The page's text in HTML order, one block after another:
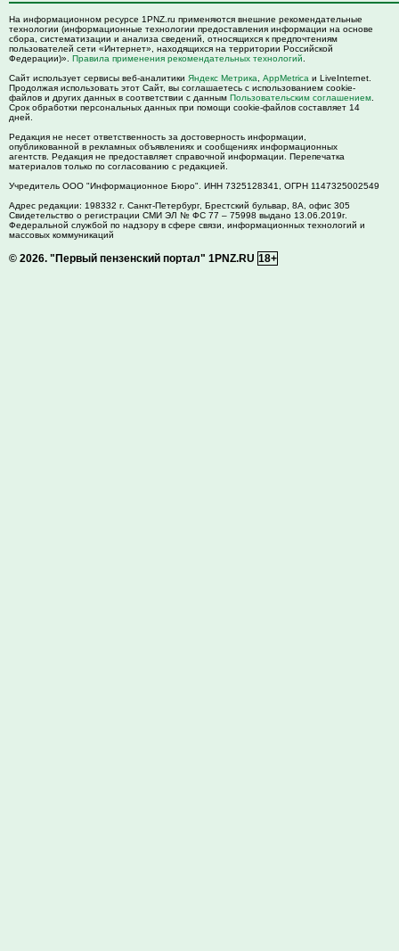
На информационном ресурсе 1PNZ.ru применяются внешние рекомендательные
технологии (информационные технологии предоставления информации на основе
сбора, систематизации и анализа сведений, относящихся к предпочтениям
пользователей сети «Интернет», находящихся на территории Российской
Федерации)». Правила применения рекомендательных технологий
Сайт использует сервисы веб-аналитики Яндекс Метрика AppMetrica и LiveInternet.
Продолжая использовать этот Сайт, вы соглашаетесь с использованием cookie-
файлов и других данных в соответствии с данным Пользовательским соглашением
Срок обработки персональных данных при помощи cookie-файлов составляет 14
дней.
Редакция не несет ответственность за достоверность информации,
опубликованной в рекламных объявлениях и сообщениях информационных
агентств. Редакция не предоставляет справочной информации. Перепечатка
материалов только по согласованию с редакцией.
Учредитель ООО "Информационное Бюро". ИНН 7325128341, ОГРН 1147325002549
Адрес редакции: 198332 г. Санкт-Петербург, Брестский бульвар, 8А, офис 305
Свидетельство о регистрации СМИ ЭЛ № ФС 77 – 75998 выдано 13.06.2019г.
Федеральной службой по надзору в сфере связи, информационных технологий и
массовых коммуникаций
© 2026. "Первый пензенский портал" 1PNZ.RU 18+